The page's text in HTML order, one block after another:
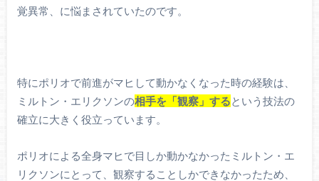
覚異常、に悩まされていたのです。
特にポリオで前進がマヒして動かなくなった時の経験は、
ミルトン・エリクソンの相手を「観察」するという技法の
確立に大きく役立っています。
ポリオによる全身マヒで目しか動かなかったミルトン・エ
リクソンにとって、観察することしかできなかったため、